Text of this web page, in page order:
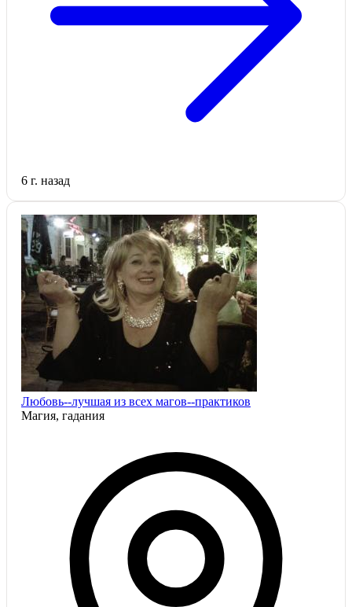
6 г. назад
Любовь--лучшая из всех магов--практиков
Магия, гадания